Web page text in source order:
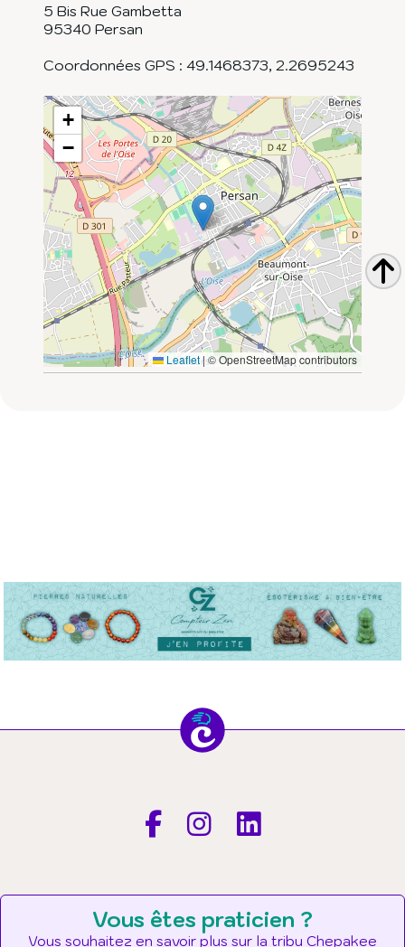
5 Bis Rue Gambetta
95340 Persan
Coordonnées GPS : 49.1468373, 2.2695243
+
−
Leaflet|© OpenStreetMap contributors
Vous êtes praticien ?
Vous souhaitez en savoir plus sur la tribu Chepakee